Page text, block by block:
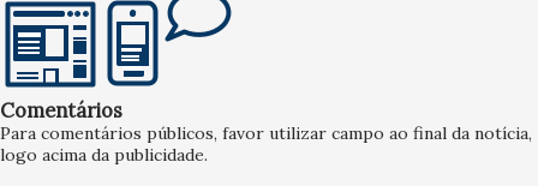
Comentários
Para comentários públicos, favor utilizar campo ao final da notícia,
logo acima da publicidade.